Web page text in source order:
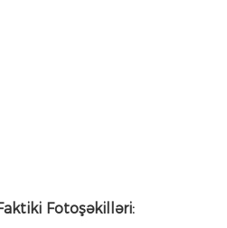
Fotoşəkilləri: